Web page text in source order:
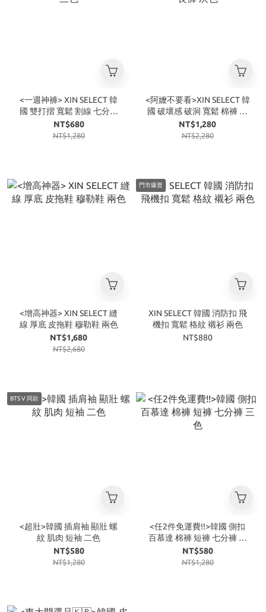
<一週神褲> XIN SELECT 韓
國 雙打摺 寬鬆 割線 七分褲
三色
NT$680
NT$1,280
<阿嬤不要看>XIN SELECT 韓
國 破壞感 破洞 寬鬆 棉褲 長
褲 灰色
NT$1,280
NT$2,280
<增高神器> XIN SELECT 縫
線 厚底 皮拖鞋 穆勒鞋 兩色
NT$1,680
NT$2,680
門市爆賣
XIN SELECT 韓國 消防扣 飛
機扣 寬鬆 格紋 襯衫 兩色
NT$880
BTS V 同款
<超壯>韓國 插肩袖 顯壯 螺
紋 肌肉 短袖 二色
NT$580
NT$1,280
<任2件免運費!!>韓國 側扣
百慕達 棉褲 短褲 七分褲 三
色
NT$580
NT$1,280